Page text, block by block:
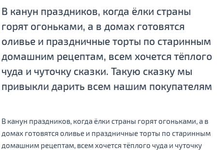
В канун праздников, когда ёлки страны
горят огоньками, а в домах готовятся
оливье и праздничные торты по старинным
домашним рецептам, всем хочется тёплого
чуда и чуточку сказки. Такую сказку мы
привыкли дарить всем нашим покупателям
В канун праздников, когда ёлки страны горят огоньками, а в
домах готовятся оливье и праздничные торты по старинным
домашним рецептам, всем хочется тёплого чуда и чуточку